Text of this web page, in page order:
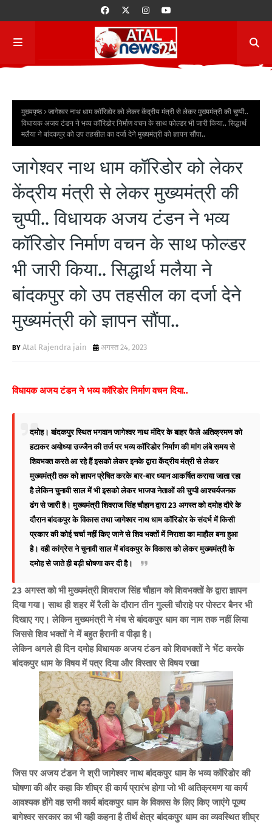
मुख्यपृष्ठ
जागेश्वर नाथ धाम कॉरिडोर को लेकर केंद्रीय मंत्री से लेकर मुख्यमंत्री की चुप्पी..
विधायक अजय टंडन ने भव्य कॉरिडोर निर्माण वचन के साथ फोल्डर भी जारी किया.. सिद्धार्थ
मलैया ने बांदकपुर को उप तहसील का दर्जा देने मुख्यमंत्री को ज्ञापन सौंपा..
जागेश्वर नाथ धाम कॉरिडोर को लेकर
केंद्रीय मंत्री से लेकर मुख्यमंत्री की
चुप्पी.. विधायक अजय टंडन ने भव्य
कॉरिडोर निर्माण वचन के साथ फोल्डर
भी जारी किया.. सिद्धार्थ मलैया ने
बांदकपुर को उप तहसील का दर्जा देने
मुख्यमंत्री को ज्ञापन सौंपा..
Atal Rajendra jain अगस्त 24, 2023
विधायक अजय टंडन ने भव्य कॉरिडोर निर्माण वचन दिया..
दमोह। बांदकपुर स्थित भगवान जागेश्वर नाथ मंदिर के बाहर फैले अतिक्रमण को
हटाकर अयोध्या उज्जैन की तर्ज पर भव्य कॉरिडोर निर्माण की मांग लंबे समय से
शिवभक्त करते आ रहे हैं इसको लेकर इनके द्वारा केंद्रीय मंत्री से लेकर
मुख्यमंत्री तक को ज्ञापन प्रेषित करके बार-बार ध्यान आकर्षित कराया जाता रहा
है लेकिन चुनावी साल में भी इसको लेकर भाजपा नेताओं की चुप्पी आश्चर्यजनक
ढंग से जारी है।मुख्यमंत्री शिवराज सिंह चौहान द्वारा 23 अगस्त को दमोह दौरे के
दौरान बांदकपुर के विकास तथा जागेश्वर नाथ धाम कॉरिडोर के संदर्भ में किसी
प्रकार की कोई चर्चा नहीं किए जाने से शिव भक्तों में निराशा का माहौल बना हुआ
है। वही कांग्रेस ने चुनावी साल में बांदकपुर के विकास को लेकर मुख्यमंत्री के
दमोह से जाते ही बड़ी घोषणा कर दी है।
23 अगस्त को भी मुख्यमंत्री शिवराज सिंह चौहान को शिवभक्तों के द्वारा ज्ञापन
दिया गया। साथ ही शहर में रैली के दौरान तीन गुल्ली चौराहे पर पोस्टर बैनर भी
दिखाए गए। लेकिन मुख्यमंत्री ने मंच से बांदकपुर धाम का नाम तक नहीं लिया
जिससे शिव भक्तों ने में बहुत हैरानी व पीड़ा है।
लेकिन अगले ही दिन दमोह विधायक अजय टंडन को शिवभक्तों ने भेंट करके
बांदकपुर धाम के विषय में पत्र दिया और विस्तार से विषय रखा
जिस पर अजय टंडन ने श्री जागेश्वर नाथ बांदकपुर धाम के भव्य कॉरिडोर की
घोषणा की और कहा कि शीघ्र ही कार्य प्रारंभ होगा जो भी अतिक्रमण या कार्य
आवश्यक होंगे वह सभी कार्य बांदकपुर धाम के विकास के लिए किए जाएंगे पूज्य
बागेश्वर सरकार का भी यही कहना है तीर्थ क्षेत्र बांदकपुर धाम का व्यवस्थित शीघ्र